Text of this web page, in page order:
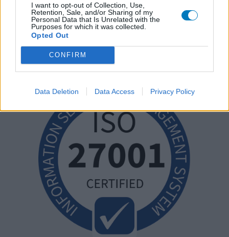
I want to opt-out of Collection, Use,
Retention, Sale, and/or Sharing of my
Personal Data that Is Unrelated with the
Purposes for which it was collected.
Opted Out
CONFIRM
Data Deletion Data Access Privacy Policy